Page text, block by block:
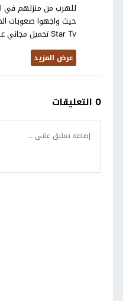
للهرب من منزلهم في
حيث واجهوا صعوبات
Star Tv تحميل مجاني على موقع دكتنا
عرض المزيد
0 التعليقات